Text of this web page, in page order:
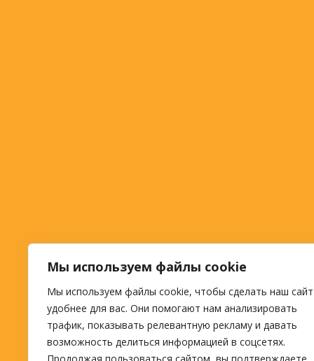
Мы используем файлы cookie
Мы используем файлы cookie, чтобы сделать наш сайт
удобнее для вас. Они помогают нам анализировать
трафик, показывать релевантную рекламу и давать
возможность делиться информацией в соцсетях.